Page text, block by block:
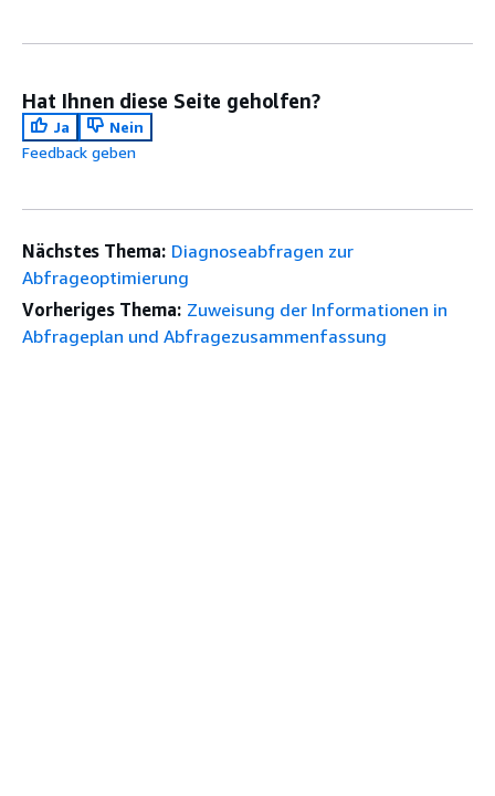
Hat Ihnen diese Seite geholfen?
Ja
Nein
Feedback geben
Nächstes Thema: Diagnoseabfragen zur
Abfrageoptimierung
Vorheriges Thema: Zuweisung der Informationen in
Abfrageplan und Abfragezusammenfassung